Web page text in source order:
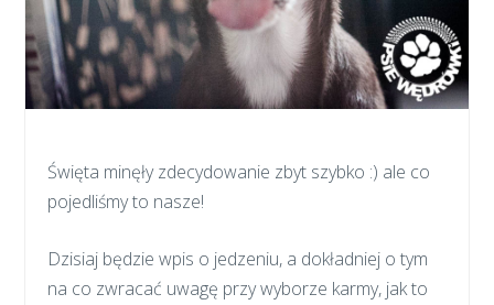
Święta minęły zdecydowanie zbyt szybko :) ale co
pojedliśmy to nasze!
Dzisiaj będzie wpis o jedzeniu, a dokładniej o tym
na co zwracać uwagę przy wyborze karmy, jak to